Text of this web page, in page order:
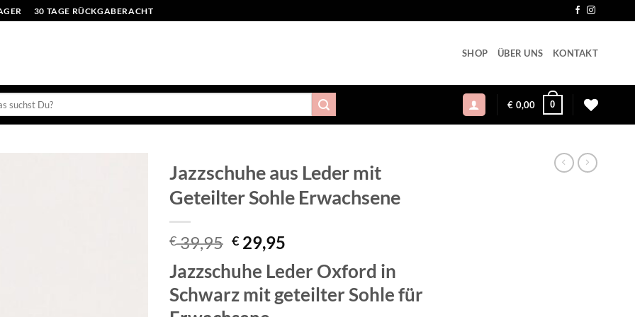
30 TAGE RÜCKGABERACHT
SHOP ÜBER UNS KONTAKT
€ 0,00 0
Jazzschuhe aus Leder mit
Geteilter Sohle Erwachsene
€39,95 Ursprünglicher
Preis
war:
€ 39,95
€ 29,95
Preis
ist:
€ 29,95.
Jazzschuhe Leder Oxford in
Schwarz mit geteilter Sohle für